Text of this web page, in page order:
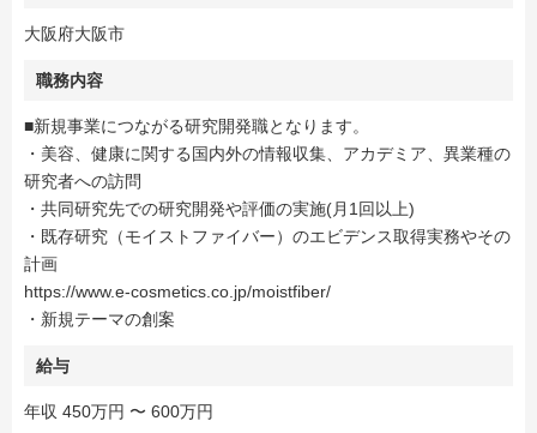
大阪府大阪市
職務内容
■新規事業につながる研究開発職となります。
・美容、健康に関する国内外の情報収集、アカデミア、異業種の
研究者への訪問
・共同研究先での研究開発や評価の実施(月1回以上)
・既存研究（モイストファイバー）のエビデンス取得実務やその
計画
https://www.e-cosmetics.co.jp/moistfiber/
・新規テーマの創案
給与
年収 450万円 〜 600万円